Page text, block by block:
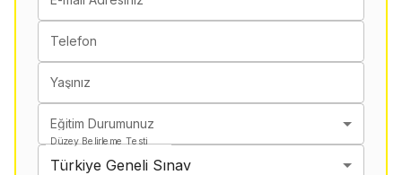
Telefon
Yaşınız
Eğitim Durumunuz
Düzey Belirleme Testi
Türkiye Geneli Sınav